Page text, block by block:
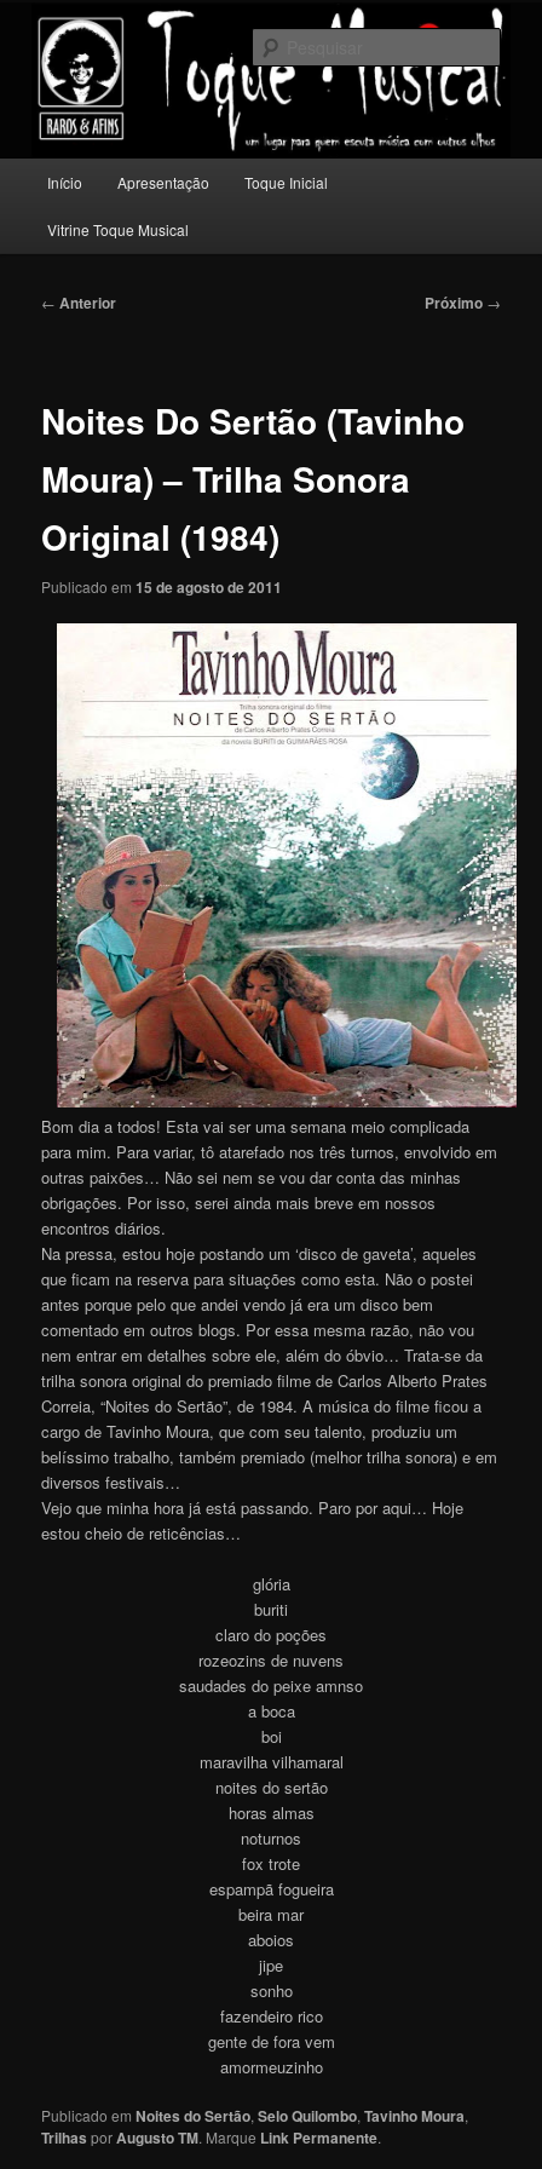
conteúdo
principalToque Musical
Um lugar para quem escuta música com outros olhos.
principal
Início Apresentação Toque Inicial
Vitrine Toque Musical
Navegação
← Anterior Próximo →
Noites Do Sertão (Tavinho
Moura) – Trilha Sonora
Original (1984)
Publicado em15 de agosto de 2011
Bom dia a todos! Esta vai ser uma semana meio complicada
para mim. Para variar, tô atarefado nos três turnos, envolvido em
outras paixões… Não sei nem se vou dar conta das minhas
obrigações. Por isso, serei ainda mais breve em nossos
encontros diários.
Na pressa, estou hoje postando um ‘disco de gaveta’, aqueles
que ficam na reserva para situações como esta. Não o postei
antes porque pelo que andei vendo já era um disco bem
comentado em outros blogs. Por essa mesma razão, não vou
nem entrar em detalhes sobre ele, além do óbvio… Trata-se da
trilha sonora original do premiado filme de Carlos Alberto Prates
Correia, “Noites do Sertão”, de 1984. A música do filme ficou a
cargo de Tavinho Moura, que com seu talento, produziu um
belíssimo trabalho, também premiado (melhor trilha sonora) e em
diversos festivais…
Vejo que minha hora já está passando. Paro por aqui… Hoje
estou cheio de reticências…
glória
buriti
claro do poções
rozeozins de nuvens
saudades do peixe amnso
a boca
boi
maravilha vilhamaral
noites do sertão
horas almas
noturnos
fox trote
espampã fogueira
beira mar
aboios
jipe
sonho
fazendeiro rico
gente de fora vem
amormeuzinho
Publicado emNoites do Sertão,Selo Quilombo,Tavinho Moura,
Trilhas porAugusto TM. Marque Link Permanente.